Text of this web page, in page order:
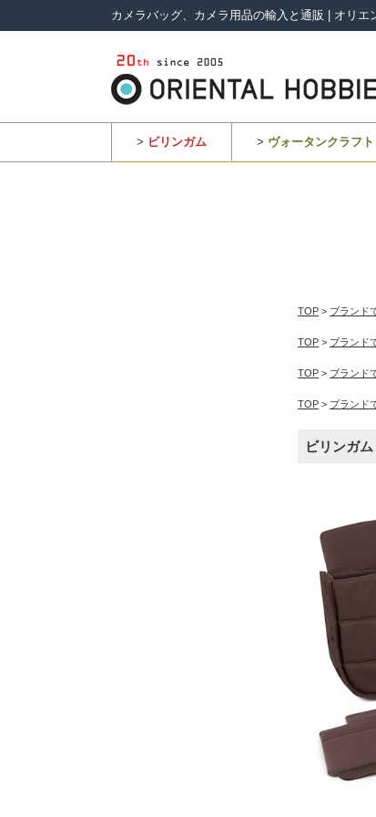
カメラバッグ、カメラ用品の輸入と通販 | オリエ
> ビリンガム > ヴォータンクラフト
TOP > ブランド
TOP > ブランド
TOP > ブランド
TOP > ブランド
ビリンガ